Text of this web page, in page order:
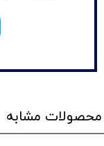
محصولات مشابه